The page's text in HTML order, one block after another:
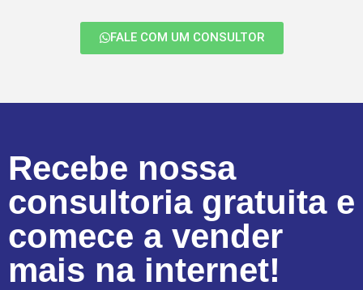
FALE COM UM CONSULTOR
Recebe nossa
consultoria gratuita e
comece a vender
mais na internet!